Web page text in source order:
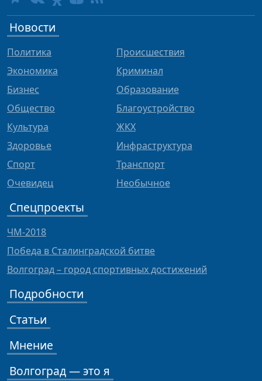
Новости
Политика
Экономика
Бизнес
Общество
Культура
Здоровье
Спорт
Очевидец
Происшествия
Криминал
Образование
Благоустройство
ЖКХ
Инфраструктура
Транспорт
Необычное
Спецпроекты
ЧМ-2018
Победа в Сталинградской битве
Волгоград – город спортивных достижений
Подробности
Статьи
Мнение
Волгоград — это я